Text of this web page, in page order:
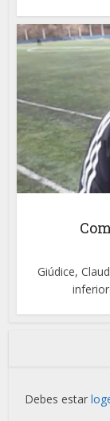
Giúdice,
Debes estar